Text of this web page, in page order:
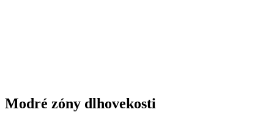
Modré zóny dlhovekosti